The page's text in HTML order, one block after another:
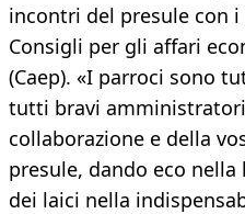
incontri del presule con
Consigli per gli affari
(Caep). «I parroci sono
tutti bravi
collaborazione e della
presule, dando eco
dei laici nella